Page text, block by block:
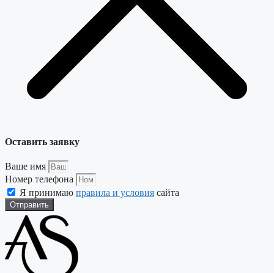
Оставить заявку
Ваше имя
Номер телефона
Я принимаю правила и условия сайта
Отправить